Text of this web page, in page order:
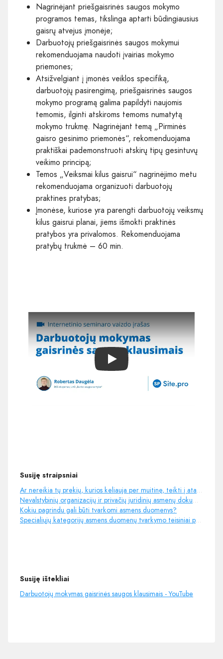
Nagrinėjant priešgaisrinės saugos mokymo
programos temas, tikslinga aptarti būdingiausius
gaisrų atvejus įmonėje;
Darbuotojų priešgaisrinės saugos mokymui
rekomenduojama naudoti įvairias mokymo
priemones;
Atsižvelgiant į įmonės veiklos specifiką,
darbuotojų pasirengimą, priešgaisrinės saugos
mokymo programą galima papildyti naujomis
temomis, ilginti atskiroms temoms numatytą
mokymo trukmę. Nagrinėjant temą „Pirminės
gaisro gesinimo priemonės“, rekomenduojama
praktiškai pademonstruoti atskirų tipų gesintuvų
veikimo principą;
Temos „Veiksmai kilus gaisrui“ nagrinėjimo metu
rekomenduojama organizuoti darbuotojų
praktines pratybas;
Įmonėse, kuriose yra parengti darbuotojų veiksmų
kilus gaisrui planai, jiems išmokti praktinės
pratybos yra privalomos. Rekomenduojama
pratybų trukmė – 60 min.
Play
Susiję straipsniai
Ar nereikia tų prekių, kurios keliauja per muitinę, teikti į ataskaitą?
Nevalstybinių organizacijų ir privačių juridinių asmenų dokumentų tvarkymas
Kokiu pagrindu gali būti tvarkomi asmens duomenys?
Specialiųjų kategorijų asmens duomenų tvarkymo teisiniai pagrindai
Susiję ištekliai
Darbuotojų mokymas gaisrinės saugos klausimais - YouTube